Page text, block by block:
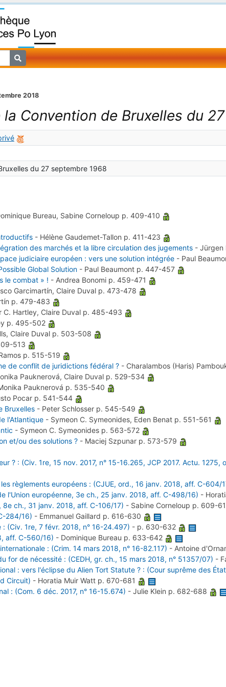
2018
Convention de Bruxelles du
du 27 septembre 1968
Bureau, Sabine Corneloup p. 409-410
- Hélène Gaudemet-Tallon p. 411-423
des marchés et la libre circulation des jugements -Jürgen
judiciaire européen : vers une solution intégrée - Paul
Global Solution - Paul Beaumont p. 447-457
le combat » ! -Andrea Bonomi p. 459-471
Garcimartín, Claire Duval p. 473-478
p. 479-483
C. Hartley, Claire Duval p. 485-493
p. 495-502
Claire Duval p. 503-508
513
p. 515-519
de conflit de juridictions fédéral ? - Charalambos (Haris)
Pauknerová, Claire Duval p. 529-534
Pauknerová p. 535-540
Pocar p. 541-544
Bruxelles - Peter Schlosser p. 545-549
l'Atlantique - Symeon C. Symeonides, Eden Benat p. 551-561
- Symeon C. Symeonides p. 563-572
et/ou des solutions ? - Maciej Szpunar p. 573-579
: (Civ. 1re, 15 nov. 2017, n° 15-16.265, JCP 2017. Actu. 1275,
règlements européens : (CJUE, ord., 16 janv. 2018, aff. C-604/
l'Union européenne, 3e ch., 25 janv. 2018, aff. C-498/16) -
ch., 31 janv. 2018, aff. C-106/17) - Sabine Corneloup p. 609-
284/16) - Emmanuel Gaillard p. 616-630
(Civ. 1re, 7 févr. 2018, n° 16-24.497) - p. 630-632
aff. C-560/16) - Dominique Bureau p. 633-642
: (Crim. 14 mars 2018, n° 16-82.117) -Antoine
for de nécessité : (CEDH, gr. ch., 15 mars 2018, n° 51357/07) -
: vers l'éclipse du Alien Tort Statute ? : (Cour suprême des
Circuit) - Horatia Muir Watt p. 670-681
: (Com. 6 déc. 2017, n° 16-15.674) -Julie Klein p. 682-688